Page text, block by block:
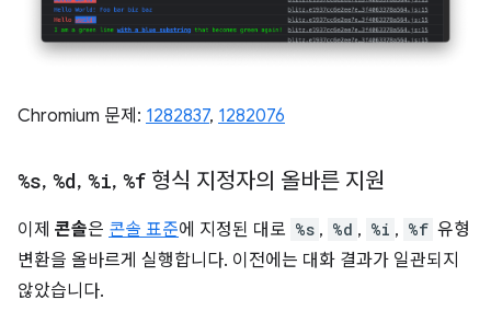
Chromium 문제: 1282837, 1282076
%s, %d, %i, %f 형식 지정자의 올바른 지원
이제 콘솔은 콘솔 표준에 지정된 대로 %s , %d , %i , %f 유형
변환을 올바르게 실행합니다. 이전에는 대화 결과가 일관되지
않았습니다.